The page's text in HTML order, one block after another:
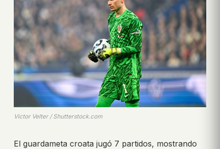
Victor Velter / Shutterstock.com
El guardameta croata jugó 7 partidos, mostrando